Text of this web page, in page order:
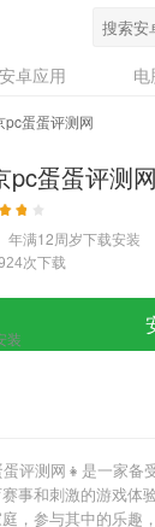
安卓应用 电
专题
pc蛋蛋评测网
pc蛋蛋评测网
年满12周岁下载安装
次下载
装
评测网 👧是一家备
事和刺激的游戏体
，参与其中的乐趣